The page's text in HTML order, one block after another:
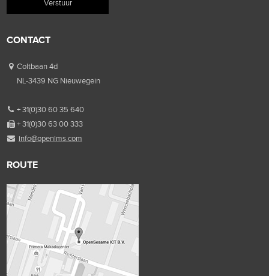
CONTACT
Coltbaan 4d
NL-3439 NG Nieuwegein
+ 31(0)30 60 35 640
+ 31(0)30 63 00 333
info@openims.com
ROUTE